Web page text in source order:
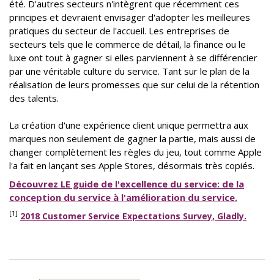
été. D'autres secteurs n'intègrent que récemment ces
principes et devraient envisager d'adopter les meilleures
pratiques du secteur de l'accueil. Les entreprises de
secteurs tels que le commerce de détail, la finance ou le
luxe ont tout à gagner si elles parviennent à se différencier
par une véritable culture du service. Tant sur le plan de la
réalisation de leurs promesses que sur celui de la rétention
des talents.
La création d'une expérience client unique permettra aux
marques non seulement de gagner la partie, mais aussi de
changer complètement les règles du jeu, tout comme Apple
l'a fait en lançant ses Apple Stores, désormais très copiés.
Découvrez LE guide de l'excellence du service: de la
conception du service à l'amélioration du service.
[1] 2018 Customer Service Expectations Survey, Gladly.